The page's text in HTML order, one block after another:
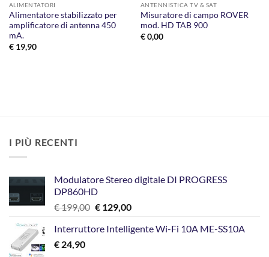
ALIMENTATORI
Alimentatore stabilizzato per
amplificatore di antenna 450
mA.
€19,90
ANTENNISTICA TV & SAT
Misuratore di campo ROVER
mod. HD TAB 900
€0,00
I PIÙ RECENTI
Modulatore Stereo digitale DI PROGRESS
DP860HD
€199,00 Il
originale
€129,00Il
attuale
Interruttore Intelligente Wi-Fi 10A ME-SS10A
€ 24,90